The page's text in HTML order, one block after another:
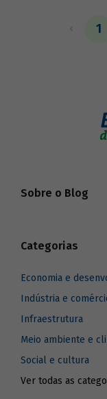
1
Sobre o Blog
Categorias
Economia e
Indústria e
Infraestrutura
Meio ambiente e
Social e cultura
Ver todas as